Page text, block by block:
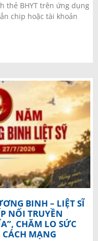
thẻ BHYT trên ứng dụng
chip hoặc tài khoản
BINH – LIỆT SĨ
NỐI TRUYỀN
CHĂM LO SỨC
MẠNG